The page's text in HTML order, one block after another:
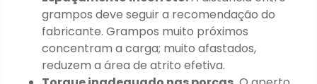
grampos deve seguir a recomendação do
fabricante. Grampos muito próximos
concentram a carga; muito afastados,
reduzem a área de atrito efetiva.